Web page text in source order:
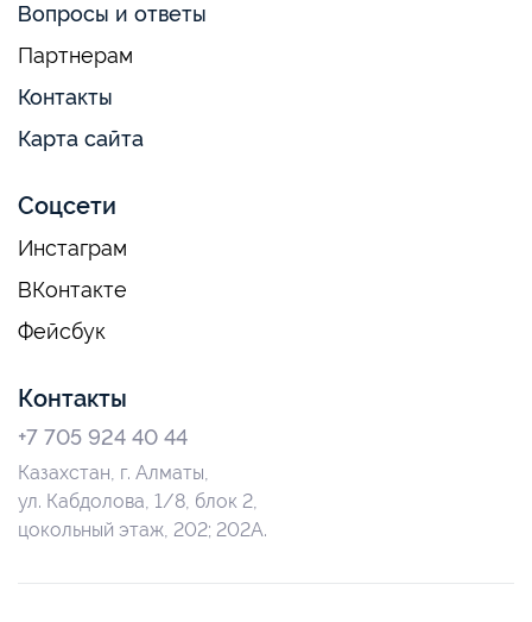
Вопросы и ответы
Партнерам
Контакты
Карта сайта
Соцсети
Инстаграм
ВКонтакте
Фейсбук
Контакты
+7 705 924 40 44
Казахстан, г. Алматы,
ул. Кабдолова, 1/8, блок 2,
цокольный этаж, 202; 202А.